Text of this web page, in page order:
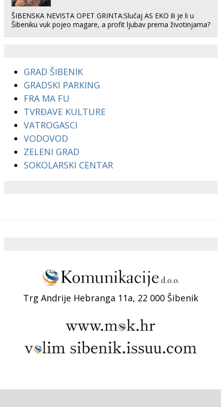
ŠIBENSKA NEVISTA OPET GRINTA:Slučaj AS EKO ili je li u
Šibeniku vuk pojeo magare, a profit ljubav prema životinjama?
GRAD ŠIBENIK
GRADSKI PARKING
FRA MA FU
TVRĐAVE KULTURE
VATROGASCI
VODOVOD
ZELENI GRAD
SOKOLARSKI CENTAR
Trg Andrije Hebranga 11a, 22 000 Šibenik